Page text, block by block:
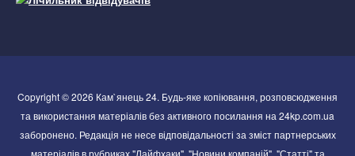
Copyright © 2026 Кам`янець 24. Будь-яке копіювання, розповсюдження
та використання матеріалів без активного посилання на 24kp.com.ua
заборонено. Редакція не несе відповідальності за зміст партнерських
матеріалів в рубриках "Лайфхаки", "Новини компаній", "Статті" та